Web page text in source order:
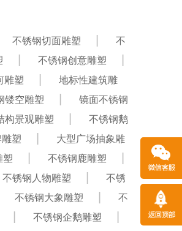
不锈钢切面雕塑
不
不锈钢创意雕塑
雕塑
地标性建筑雕
镂空雕塑
镜面不锈钢
构景观雕塑
不锈钢鹅
塑
大型广场抽象雕
塑
不锈钢鹿雕塑
不锈钢人物雕塑
不锈
不锈钢大象雕塑
不
不锈钢企鹅雕塑